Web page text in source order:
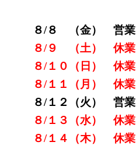
８/８ （金） 営業
８/９ （土） 休業
８/１０（日） 休業
８/１１（月） 休業
８/１２（火） 営業
８/１３（水） 休業
８/１４（木） 休業